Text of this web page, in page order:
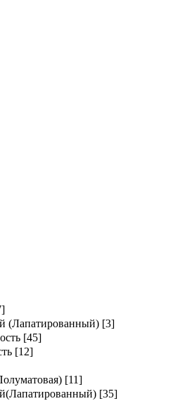
(Лапатированный) [3]
[45]
[12]
[11]
[35]